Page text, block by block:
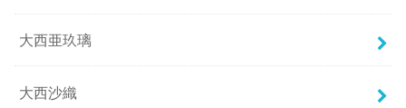
大西亜玖璃
大西沙織